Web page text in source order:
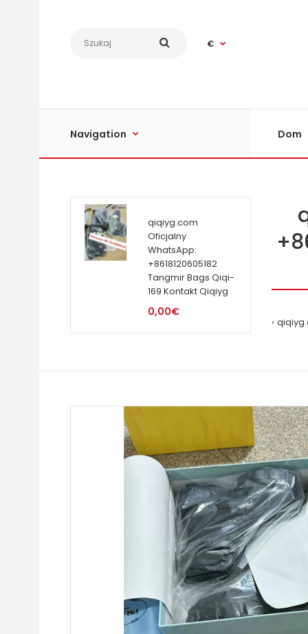
€
Navigation Dom
qiqiyg.com
Oficjalny
WhatsApp:
+8618120605182
Tangmir Bags Qiqi-
169 Kontakt Qiqiyg
0,00€